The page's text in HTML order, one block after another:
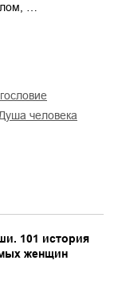
…
душа человека
101 история
женщин